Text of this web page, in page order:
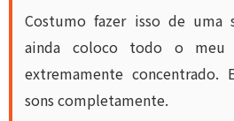
Costumo fazer isso de uma
ainda coloco todo o meu
extremamente
sons completamente.